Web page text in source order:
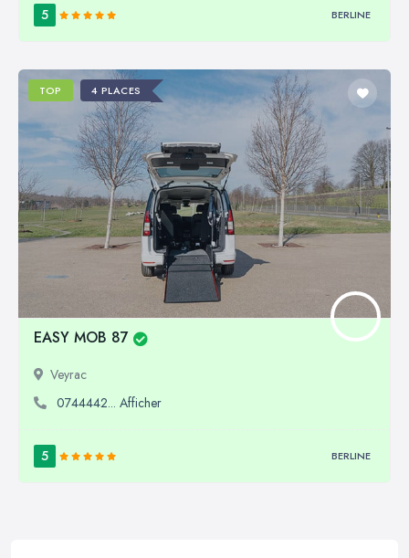
5 BERLINE
TOP 4 PLACES
EASY MOB 87
Veyrac
0744442... Afficher
5 BERLINE